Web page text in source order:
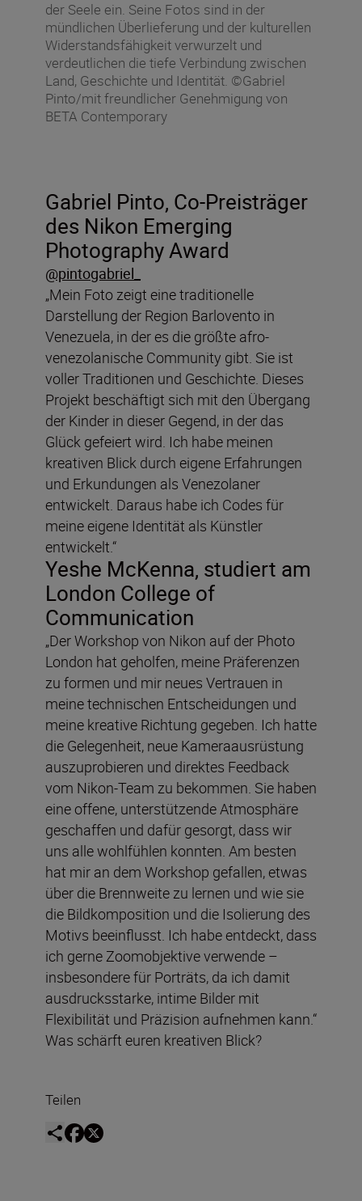
der Seele ein. Seine Fotos sind in der
mündlichen Überlieferung und der kulturellen
Widerstandsfähigkeit verwurzelt und
verdeutlichen die tiefe Verbindung zwischen
Land, Geschichte und Identität. ©Gabriel
Pinto/mit freundlicher Genehmigung von
BETA Contemporary
Gabriel Pinto, Co-Preisträger
des Nikon Emerging
Photography Award
@pintogabriel_
„Mein Foto zeigt eine traditionelle
Darstellung der Region Barlovento in
Venezuela, in der es die größte afro-
venezolanische Community gibt. Sie ist
voller Traditionen und Geschichte. Dieses
Projekt beschäftigt sich mit den Übergang
der Kinder in dieser Gegend, in der das
Glück gefeiert wird. Ich habe meinen
kreativen Blick durch eigene Erfahrungen
und Erkundungen als Venezolaner
entwickelt. Daraus habe ich Codes für
meine eigene Identität als Künstler
entwickelt.“
Yeshe McKenna, studiert am
London College of
Communication
„Der Workshop von Nikon auf der Photo
London hat geholfen, meine Präferenzen
zu formen und mir neues Vertrauen in
meine technischen Entscheidungen und
meine kreative Richtung gegeben. Ich hatte
die Gelegenheit, neue Kameraausrüstung
auszuprobieren und direktes Feedback
vom Nikon-Team zu bekommen. Sie haben
eine offene, unterstützende Atmosphäre
geschaffen und dafür gesorgt, dass wir
uns alle wohlfühlen konnten. Am besten
hat mir an dem Workshop gefallen, etwas
über die Brennweite zu lernen und wie sie
die Bildkomposition und die Isolierung des
Motivs beeinflusst. Ich habe entdeckt, dass
ich gerne Zoomobjektive verwende –
insbesondere für Porträts, da ich damit
ausdrucksstarke, intime Bilder mit
Flexibilität und Präzision aufnehmen kann.“
Was schärft euren kreativen Blick?
Teilen